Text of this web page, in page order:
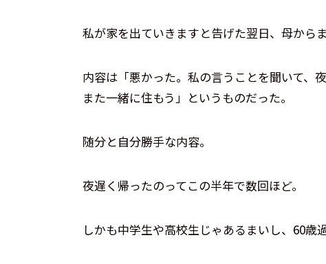
私が家を出ていきますと告げた翌日、母から
内容は「悪かった。私の言うことを聞いて、
また一緒に住もう」というものだった。
随分と自分勝手な内容。
夜遅く帰ったのってこの半年で数回ほど。
しかも中学生や高校生じゃあるまいし、60歳